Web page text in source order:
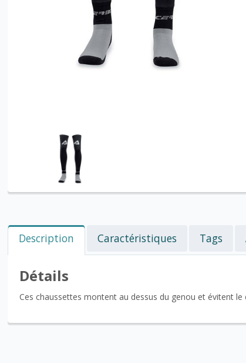
Description Caractéristiques Tags
Détails
Ces chaussettes montent au dessus du genou et évitent